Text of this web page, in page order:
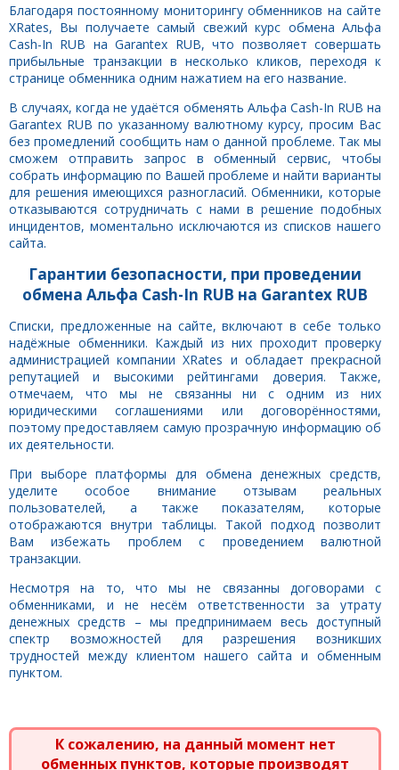
Благодаря постоянному мониторингу обменников на сайте
XRates, Вы получаете самый свежий курс обмена Альфа
Cash-In RUB на Garantex RUB, что позволяет совершать
прибыльные транзакции в несколько кликов, переходя к
странице обменника одним нажатием на его название.
В случаях, когда не удаётся обменять Альфа Cash-In RUB на
Garantex RUB по указанному валютному курсу, просим Вас
без промедлений сообщить нам о данной проблеме. Так мы
сможем отправить запрос в обменный сервис, чтобы
собрать информацию по Вашей проблеме и найти варианты
для решения имеющихся разногласий. Обменники, которые
отказываются сотрудничать с нами в решение подобных
инцидентов, моментально исключаются из списков нашего
сайта.
Гарантии безопасности, при проведении
обмена Альфа Cash-In RUB на Garantex RUB
Списки, предложенные на сайте, включают в себе только
надёжные обменники. Каждый из них проходит проверку
администрацией компании XRates и обладает прекрасной
репутацией и высокими рейтингами доверия. Также,
отмечаем, что мы не связанны ни с одним из них
юридическими соглашениями или договорённостями,
поэтому предоставляем самую прозрачную информацию об
их деятельности.
При выборе платформы для обмена денежных средств,
уделите особое внимание отзывам реальных
пользователей, а также показателям, которые
отображаются внутри таблицы. Такой подход позволит
Вам избежать проблем с проведением валютной
транзакции.
Несмотря на то, что мы не связанны договорами с
обменниками, и не несём ответственности за утрату
денежных средств – мы предпринимаем весь доступный
спектр возможностей для разрешения возникших
трудностей между клиентом нашего сайта и обменным
пунктом.
К сожалению, на данный момент нет
обменных пунктов, которые производят